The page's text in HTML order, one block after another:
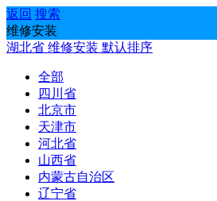
返回 搜索
维修安装
湖北省 维修安装 默认排序
全部
四川省
北京市
天津市
河北省
山西省
内蒙古自治区
辽宁省